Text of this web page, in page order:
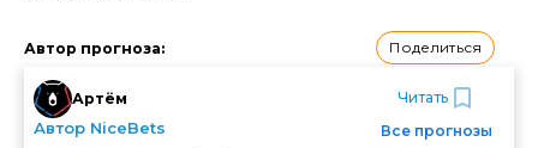
Автор прогноза: Поделиться
Артём
Автор NiceBets
Читать
Все прогнозы